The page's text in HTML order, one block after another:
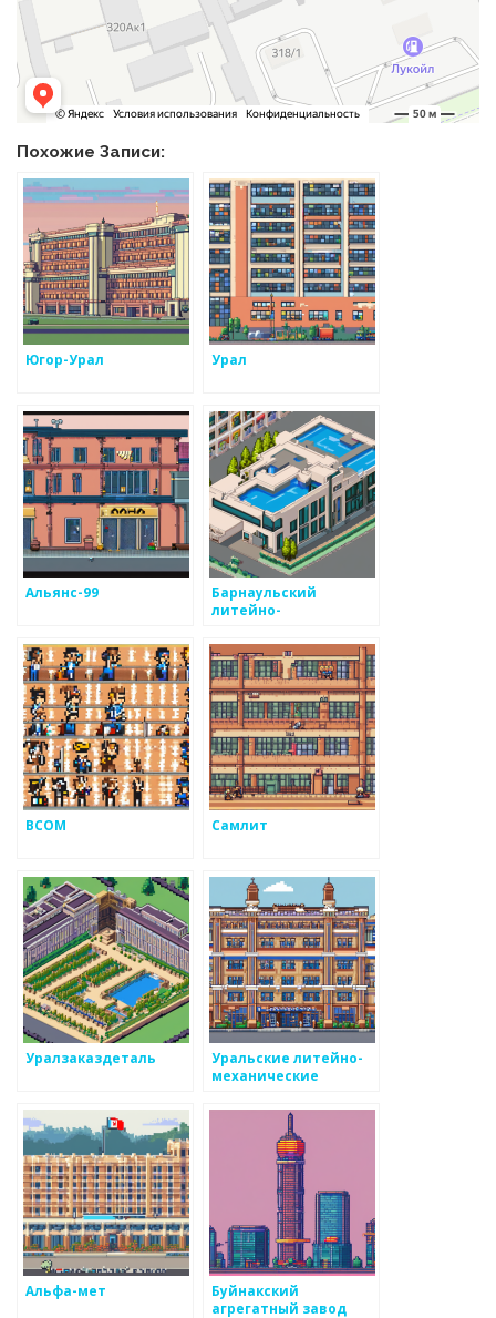
Похожие Записи:
Югор-Урал Урал
Альянс-99
Барнаульский
литейно-
ВСОМ Самлит
Уралзаказдеталь
Уральские литейно-
механические
Альфа-мет
Буйнакский
агрегатный завод